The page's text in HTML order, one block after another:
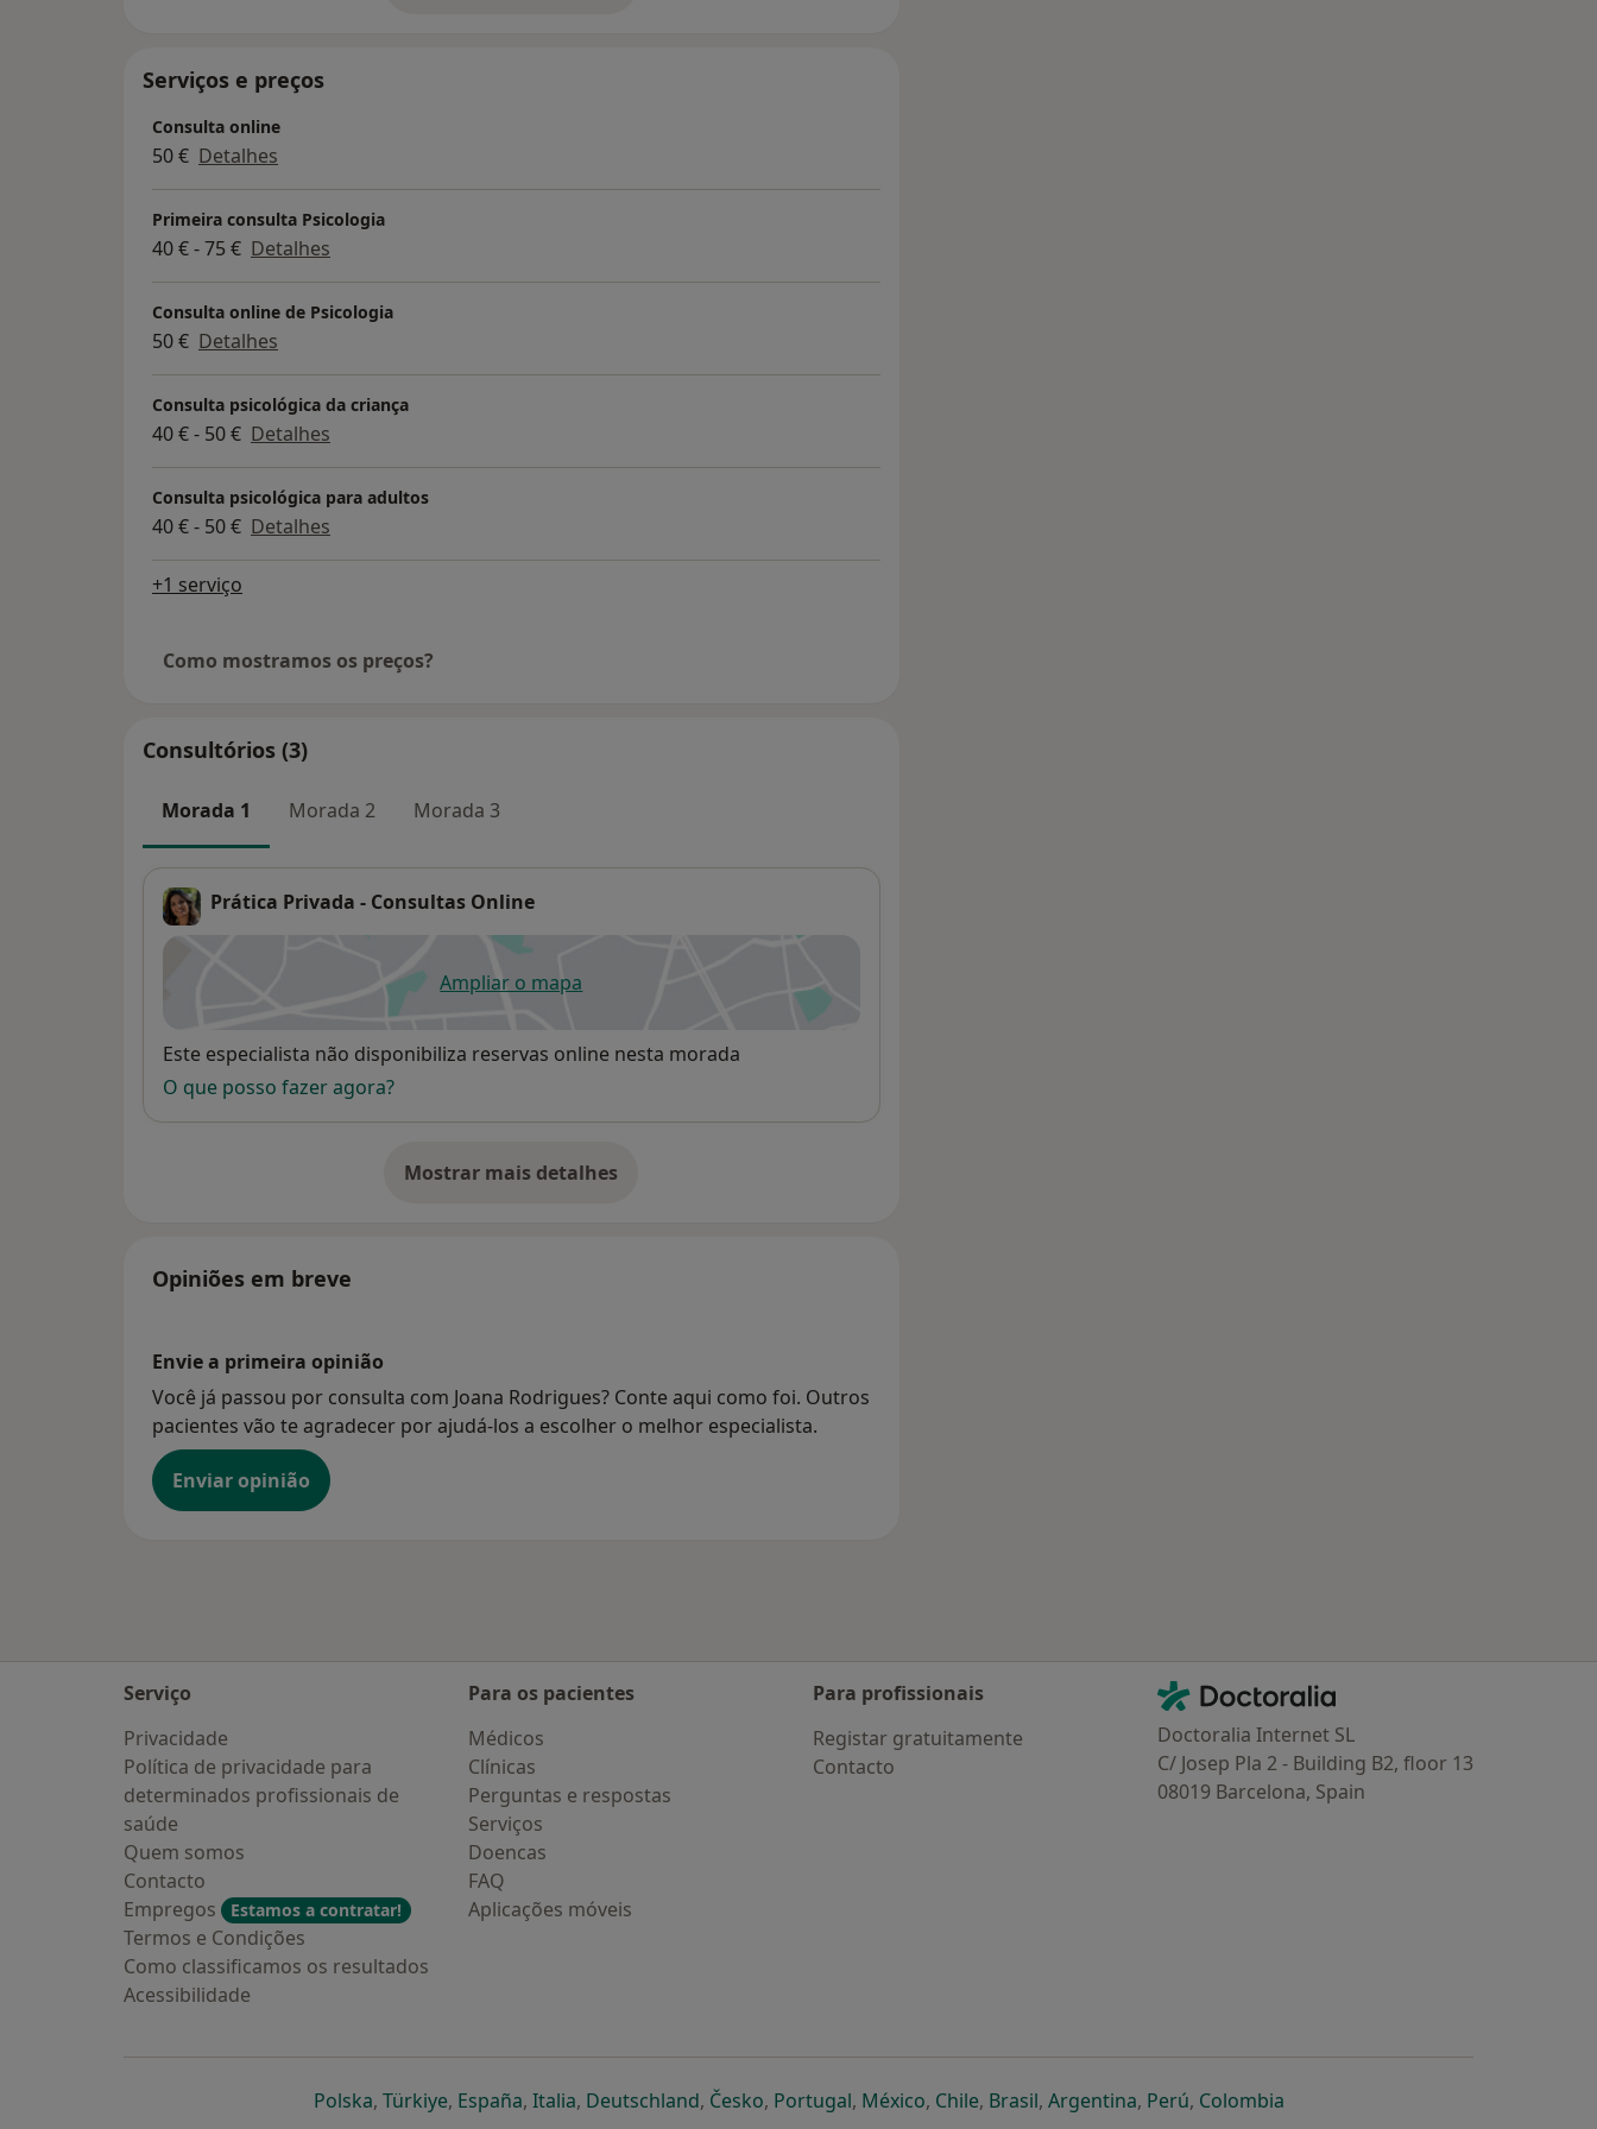
Serviços e preços
Consulta online
50 € Detalhes
Primeira consulta Psicologia
40 € - 75 € Detalhes
Consulta online de Psicologia
50 € Detalhes
Consulta psicológica da criança
40 € - 50 € Detalhes
Consulta psicológica para adultos
40 € - 50 € Detalhes
+1 serviço
Como mostramos os preços?
Consultórios (3)
Morada 1 Morada 2 Morada 3
Prática Privada - Consultas Online
Ampliar o mapaabre num novo separador
Disponibilidade
Este especialista não disponibiliza reservas online nesta morada
O que posso fazer agora?
Mostrar mais detalhes
sobre o endereço
Opiniões em breve
Envie a primeira opinião
Você já passou por consulta com Joana Rodrigues? Conte aqui como foi. Outros
pacientes vão te agradecer por ajudá-los a escolher o melhor especialista.
Enviar opinião
Serviço
Privacidade
Política de privacidade para
determinados profissionais de
saúde
Quem somos
Contacto
Empregos
Estamos a contratar!
Termos e Condições
Como classificamos os resultados
Acessibilidade
Para os pacientes
Médicos
Clínicas
Perguntas e respostas
Serviços
Doencas
FAQ
Aplicações móveis
Para profissionais
Registar gratuitamente
Contacto
Contacto
Doctoralia - Homepage
Doctoralia Internet SL
C/ Josep Pla 2 - Building B2, floor 13
08019 Barcelona, Spain
Polskaabre num novo separador
, Türkiyeabre num novo separador
, Españaabre num novo separador
, Italiaabre num novo separador
, Deutschlandabre num novo separador
, Českoabre num novo separador
, Portugalabre num novo separador
, Méxicoabre num novo separador
, Chileabre num novo separador
, Brasilabre num novo separador
, Argentinaabre num novo separador
, Perúabre num novo separador
, Colombiaabre num novo separador